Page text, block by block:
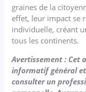
graines de la
effet, leur impact se
individuelle, créant
tous les continents.
Avertissement : Cet
informatif général
consulter un